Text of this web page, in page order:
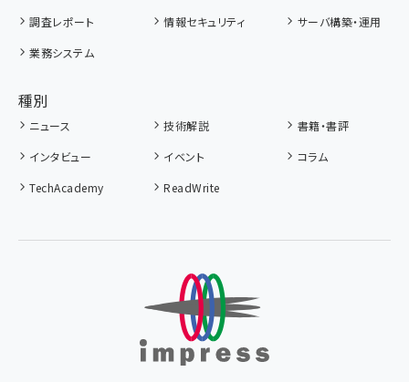
調査レポート
情報セキュリティ
サーバ構築・運用
業務システム
種別
ニュース 技術解説
書籍・書評
インタビュー
イベント
コラム
TechAcademy
ReadWrite